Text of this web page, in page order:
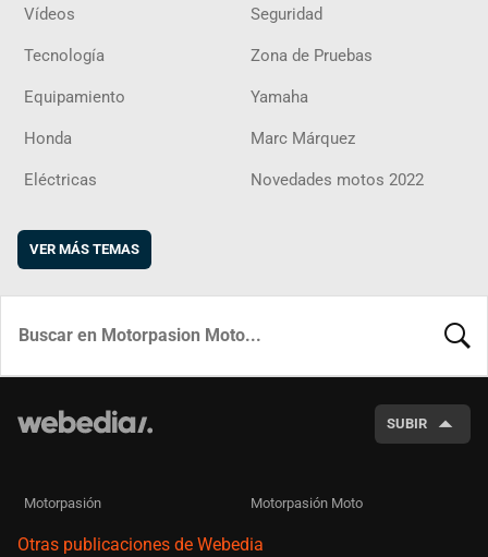
Vídeos Seguridad
Tecnología Zona de Pruebas
Equipamiento Yamaha
Honda Marc Márquez
Eléctricas Novedades motos 2022
VER MÁS TEMAS
SUBIR
Motorpasión Motorpasión Moto
Otras publicaciones de Webedia